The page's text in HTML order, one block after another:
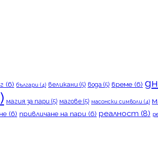
(6) българи (4) великани (5) вода (5) време (6)
магия за пари (5) магове (5) масонски символи (4)
(6) привличане на пари (6) реалност (8)